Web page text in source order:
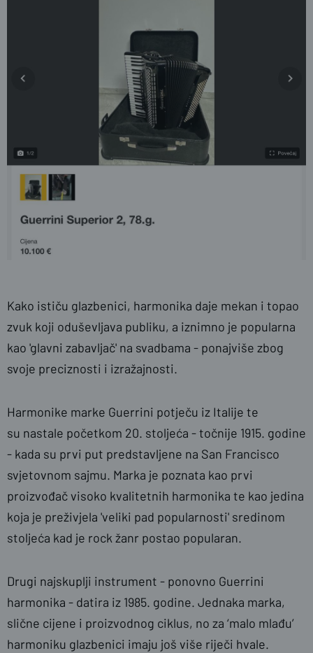
Kako ističu glazbenici, harmonika daje mekan i topao
zvuk koji oduševljava publiku, a iznimno je popularna
kao 'glavni zabavljač' na svadbama - ponajviše zbog
svoje preciznosti i izražajnosti.
Harmonike marke Guerrini potječu iz Italije te
su nastale početkom 20. stoljeća - točnije 1915. godine
- kada su prvi put predstavljene na San Francisco
svjetovnom sajmu. Marka je poznata kao prvi
proizvođač visoko kvalitetnih harmonika te kao jedina
koja je preživjela 'veliki pad popularnosti' sredinom
stoljeća kad je rock žanr postao popularan.
Drugi najskuplji instrument - ponovno Guerrini
harmonika - datira iz 1985. godine. Jednaka marka,
slične cijene i proizvodnog ciklus, no za ‘malo mlađu’
harmoniku glazbenici imaju još više riječi hvale.